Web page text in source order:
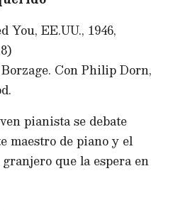
You, EE.UU., 1946,
Con Philip Dorn,
pianista se debate
maestro de piano y el
que la espera en